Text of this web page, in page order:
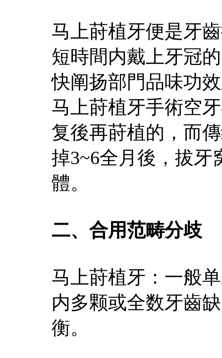
马上莳植牙便是牙
短時間内戴上牙冠
快阐扬部門品味功
马上莳植牙手術空
复後再莳植的，而
掉3~6全月後，拔牙
體。
二、合用范畴分歧
马上莳植牙：一般
内多颗或全数牙齒
衡。